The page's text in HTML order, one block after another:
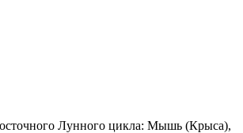
Лунного цикла: Мышь (Крыса),